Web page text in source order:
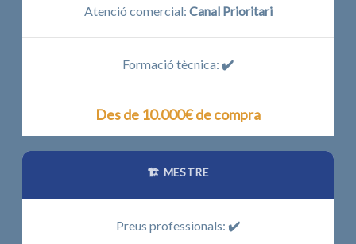
Atenció comercial: Canal Prioritari
Formació tècnica: ✔️
Des de 10.000€ de compra
🏗️ MESTRE
Preus professionals: ✔️